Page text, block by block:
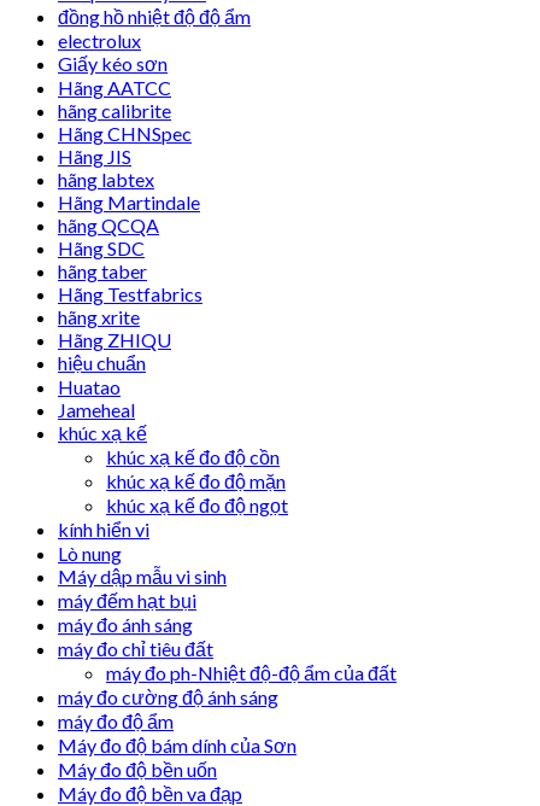
đồng hồ nhiệt độ độ ẩm
electrolux
Giấy kéo sơn
Hãng AATCC
hãng calibrite
Hãng CHNSpec
Hãng JIS
hãng labtex
Hãng Martindale
hãng QCQA
Hãng SDC
hãng taber
Hãng Testfabrics
hãng xrite
Hãng ZHIQU
hiệu chuẩn
Huatao
Jameheal
khúc xạ kế
khúc xạ kế đo độ cồn
khúc xạ kế đo độ mặn
khúc xạ kế đo độ ngọt
kính hiển vi
Lò nung
Máy dập mẫu vi sinh
máy đếm hạt bụi
máy đo ánh sáng
máy đo chỉ tiêu đất
máy đo ph-Nhiệt độ-độ ẩm của đất
máy đo cường độ ánh sáng
máy đo độ ẩm
Máy đo độ bám dính của Sơn
Máy đo độ bền uốn
Máy đo độ bền va đạp